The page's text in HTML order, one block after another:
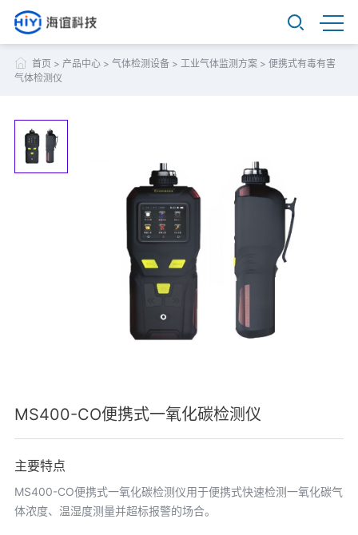
首页 > 产品中心> 气体检测设备> 工业气体监测方案> 便携式有毒有害
气体检测仪
MS400-CO便携式一氧化碳检测仪
主要特点
MS400-CO便携式一氧化碳检测仪用于便携式快速检测一氧化碳气
体浓度、温湿度测量并超标报警的场合。